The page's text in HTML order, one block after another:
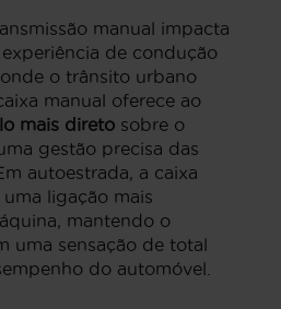
manual impacta
de condução
o trânsito urbano
manual oferece ao
mais direto sobre o
gestão precisa das
autoestrada, a caixa
ligação mais
mantendo o
uma sensação de total
do automóvel.